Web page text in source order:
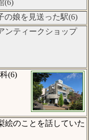
(6)
の娘を見送った駅(6)
ンティークショップ
(6)
絵のことを話していた